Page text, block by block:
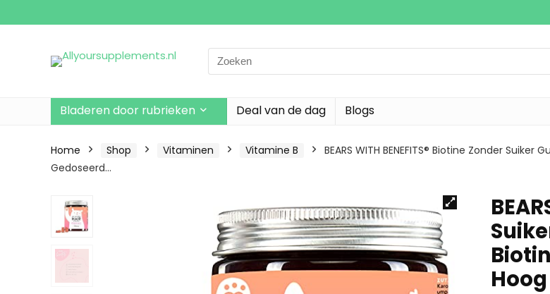
Search
for:
Bladeren door rubrieken Deal van de dag Blogs
Home Shop Vitaminen Vitamine B
BEARS WITH BENEFITS® Biotine Zonder
Gedoseerd…